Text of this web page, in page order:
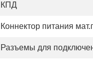
КПД
Коннектор питания
Разъемы для